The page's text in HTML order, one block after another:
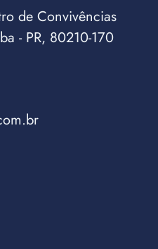
de Convivências
- PR, 80210-170